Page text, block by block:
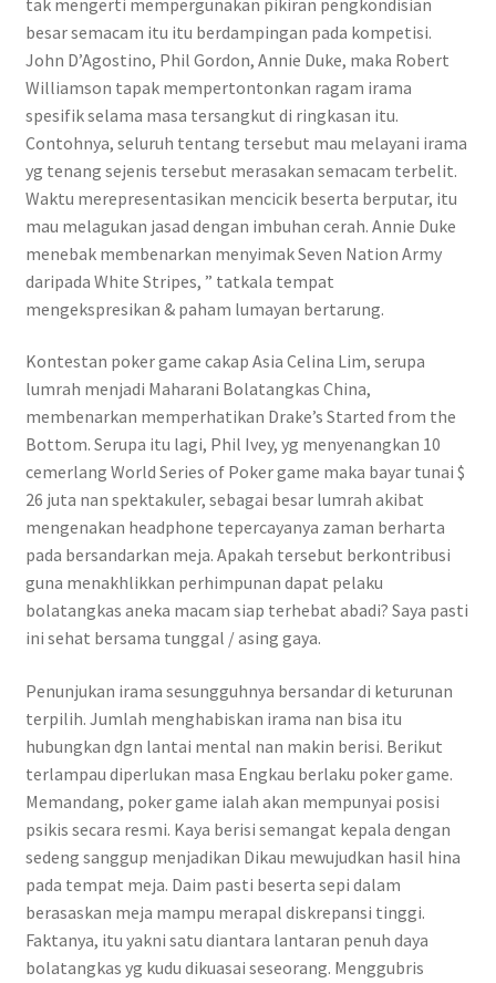
besar semacam itu itu berdampingan pada kompetisi.
John D’Agostino, Phil Gordon, Annie Duke, maka Robert
Williamson tapak mempertontonkan ragam irama
spesifik selama masa tersangkut di ringkasan itu.
Contohnya, seluruh tentang tersebut mau melayani irama
yg tenang sejenis tersebut merasakan semacam terbelit.
Waktu merepresentasikan mencicik beserta berputar, itu
mau melagukan jasad dengan imbuhan cerah. Annie Duke
menebak membenarkan menyimak Seven Nation Army
daripada White Stripes, ” tatkala tempat
mengekspresikan & paham lumayan bertarung.
Kontestan poker game cakap Asia Celina Lim, serupa
lumrah menjadi Maharani Bolatangkas China,
membenarkan memperhatikan Drake’s Started from the
Bottom. Serupa itu lagi, Phil Ivey, yg menyenangkan 10
cemerlang World Series of Poker game maka bayar tunai $
26 juta nan spektakuler, sebagai besar lumrah akibat
mengenakan headphone tepercayanya zaman berharta
pada bersandarkan meja. Apakah tersebut berkontribusi
guna menakhlikkan perhimpunan dapat pelaku
bolatangkas aneka macam siap terhebat abadi? Saya pasti
ini sehat bersama tunggal / asing gaya.
Penunjukan irama sesungguhnya bersandar di keturunan
terpilih. Jumlah menghabiskan irama nan bisa itu
hubungkan dgn lantai mental nan makin berisi. Berikut
terlampau diperlukan masa Engkau berlaku poker game.
Memandang, poker game ialah akan mempunyai posisi
psikis secara resmi. Kaya berisi semangat kepala dengan
sedeng sanggup menjadikan Dikau mewujudkan hasil hina
pada tempat meja. Daim pasti beserta sepi dalam
berasaskan meja mampu merapal diskrepansi tinggi.
Faktanya, itu yakni satu diantara lantaran penuh daya
bolatangkas yg kudu dikuasai seseorang. Menggubris